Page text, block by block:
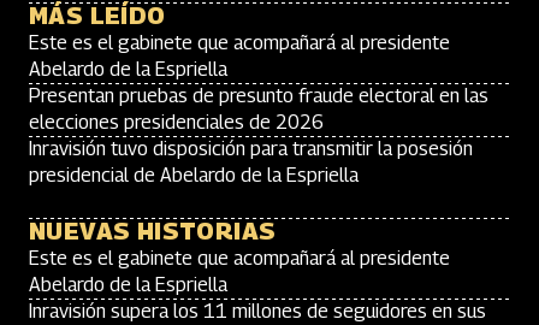
MÁS LEÍDO
Este es el gabinete que acompañará al presidente
Abelardo de la Espriella
Presentan pruebas de presunto fraude electoral en las
elecciones presidenciales de 2026
Inravisión tuvo disposición para transmitir la posesión
presidencial de Abelardo de la Espriella
NUEVAS HISTORIAS
Este es el gabinete que acompañará al presidente
Abelardo de la Espriella
Inravisión supera los 11 millones de seguidores en sus